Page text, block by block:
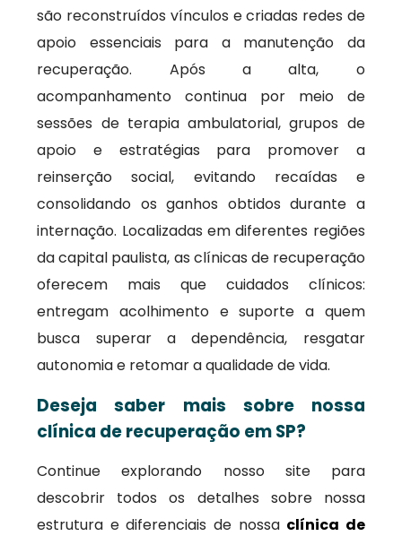
são reconstruídos vínculos e criadas redes de
apoio essenciais para a manutenção da
recuperação. Após a alta, o
acompanhamento continua por meio de
sessões de terapia ambulatorial, grupos de
apoio e estratégias para promover a
reinserção social, evitando recaídas e
consolidando os ganhos obtidos durante a
internação. Localizadas em diferentes regiões
da capital paulista, as clínicas de recuperação
oferecem mais que cuidados clínicos:
entregam acolhimento e suporte a quem
busca superar a dependência, resgatar
autonomia e retomar a qualidade de vida.
Deseja saber mais sobre nossa
clínica de recuperação em SP?
Continue explorando nosso site para
descobrir todos os detalhes sobre nossa
estrutura e diferenciais de nossa clínica de